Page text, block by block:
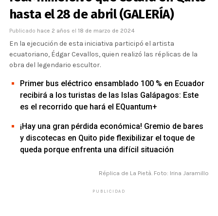
hasta el 28 de abril (GALERÍA)
Publicado hace 2 años el 18 de marzo de 2024
En la ejecución de esta iniciativa participó el artista
ecuatoriano, Édgar Cevallos, quien realizó las réplicas de la
obra del legendario escultor.
Primer bus eléctrico ensamblado 100 % en Ecuador
recibirá a los turistas de las Islas Galápagos: Este
es el recorrido que hará el EQuantum+
¡Hay una gran pérdida económica! Gremio de bares
y discotecas en Quito pide flexibilizar el toque de
queda porque enfrenta una difícil situación
Réplica de La Pietà. Foto: Irina Jaramillo
PUBLICIDAD